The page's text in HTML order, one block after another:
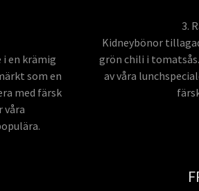
en krämig
som en
med färsk
våra
3.
Kidneybönor
grön chili i
av våra